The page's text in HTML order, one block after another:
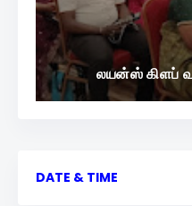
லயன்ஸ் கிளப்
DATE & TIME